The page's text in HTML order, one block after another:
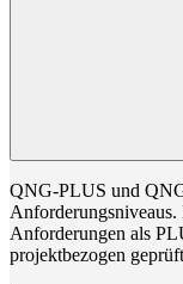
QNG-PLUS und
Anforderungen als
projektbezogen